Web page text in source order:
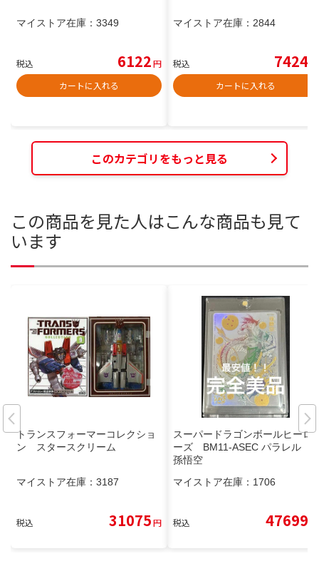
マイストア在庫： 3349
税込 6122円
カートに入れる
マイストア在庫： 2844
税込 7424
カートに入れる
このカテゴリをもっと見る
この商品を見た人はこんな商品も見て
います
トランスフォーマーコレクショ
ン スタースクリーム
マイストア在庫： 3187
税込 31075円
スーパードラゴンボールヒーロ
ーズ BM11-ASEC パラレル
孫悟空
マイストア在庫： 1706
税込 47699